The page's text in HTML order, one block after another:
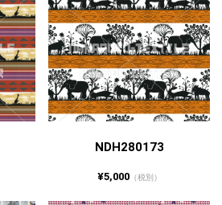
NDH280173
¥5,000（税別）